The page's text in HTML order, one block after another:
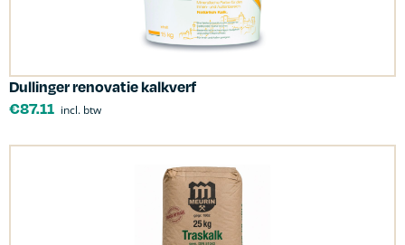
Dullinger renovatie kalkverf
€87.11 incl. btw